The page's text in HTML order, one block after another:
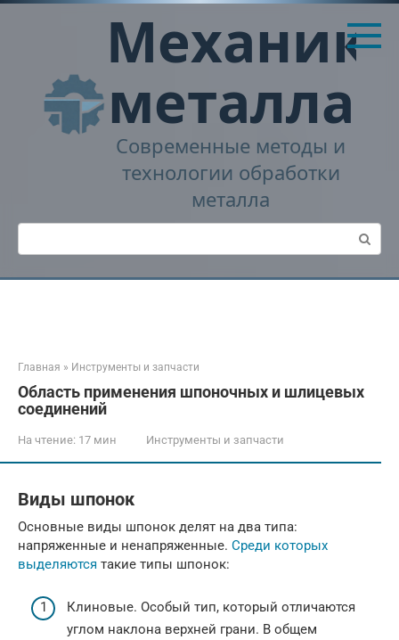
Перейти
Механика
металла
Современные методы и
технологии обработки
металла
Поиск:
Главная » Инструменты и запчасти
Область применения шпоночных и шлицевых
соединений
На чтение: 17 мин Инструменты и запчасти
Виды шпонок
Основные виды шпонок делят на два типа:
напряженные и ненапряженные. Среди которых
выделяются такие типы шпонок:
Клиновые. Особый тип, который отличаются
углом наклона верхней грани. В общем